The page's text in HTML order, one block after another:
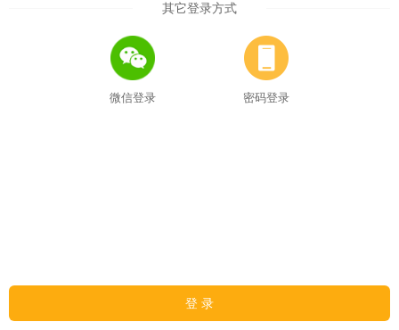
登 录
其它登录方式
微信登录 密码登录